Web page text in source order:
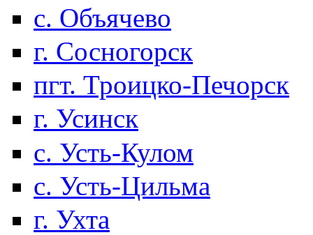
с. Объячево
г. Сосногорск
пгт. Троицко-Печорск
г. Усинск
с. Усть-Кулом
с. Усть-Цильма
г. Ухта